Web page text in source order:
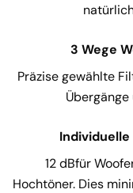
3 Wege
Präzise gewählte
12 dBfür
Hochtöner. Dies